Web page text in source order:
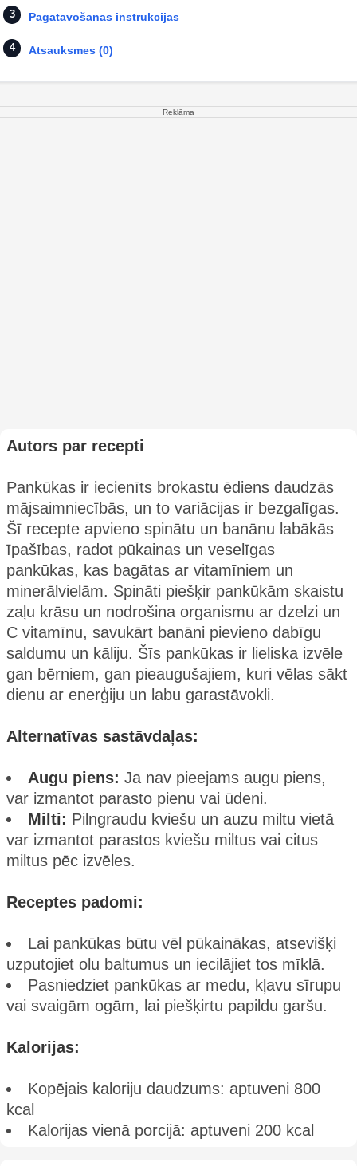
Pagatavošanas instrukcijas
Atsauksmes (0)
Reklāma
Autors par recepti
Pankūkas ir iecienīts brokastu ēdiens daudzās
mājsaimniecībās, un to variācijas ir bezgalīgas.
Šī recepte apvieno spinātu un banānu labākās
īpašības, radot pūkainas un veselīgas
pankūkas, kas bagātas ar vitamīniem un
minerālvielām. Spināti piešķir pankūkām skaistu
zaļu krāsu un nodrošina organismu ar dzelzi un
C vitamīnu, savukārt banāni pievieno dabīgu
saldumu un kāliju. Šīs pankūkas ir lieliska izvēle
gan bērniem, gan pieaugušajiem, kuri vēlas sākt
dienu ar enerģiju un labu garastāvokli.
Alternatīvas sastāvdaļas:
Augu piens: Ja nav pieejams augu piens,
var izmantot parasto pienu vai ūdeni.
Milti: Pilngraudu kviešu un auzu miltu vietā
var izmantot parastos kviešu miltus vai citus
miltus pēc izvēles.
Receptes padomi:
Lai pankūkas būtu vēl pūkainākas, atsevišķi
uzputojiet olu baltumus un iecilājiet tos mīklā.
Pasniedziet pankūkas ar medu, kļavu sīrupu
vai svaigām ogām, lai piešķirtu papildu garšu.
Kalorijas:
Kopējais kaloriju daudzums: aptuveni 800
kcal
Kalorijas vienā porcijā: aptuveni 200 kcal